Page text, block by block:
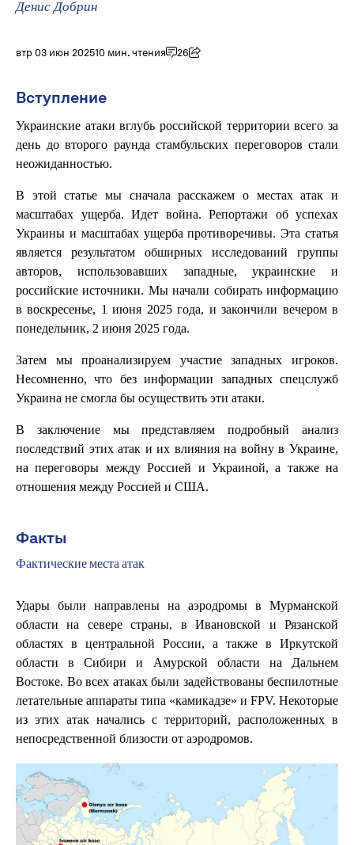
Денис Добрин
втр 03 июн 202510 мин. чтения 26
Вступление
Украинские атаки вглубь российской территории всего за
день до второго раунда стамбульских переговоров стали
неожиданностью.
В этой статье мы сначала расскажем о местах атак и
масштабах ущерба. Идет война. Репортажи об успехах
Украины и масштабах ущерба противоречивы. Эта статья
является результатом обширных исследований группы
авторов, использовавших западные, украинские и
российские источники. Мы начали собирать информацию
в воскресенье, 1 июня 2025 года, и закончили вечером в
понедельник, 2 июня 2025 года.
Затем мы проанализируем участие западных игроков.
Несомненно, что без информации западных спецслужб
Украина не смогла бы осуществить эти атаки.
В заключение мы представляем подробный анализ
последствий этих атак и их влияния на войну в Украине,
на переговоры между Россией и Украиной, а также на
отношения между Россией и США.
Факты
Фактические места атак
Удары были направлены на аэродромы в Мурманской
области на севере страны, в Ивановской и Рязанской
областях в центральной России, а также в Иркутской
области в Сибири и Амурской области на Дальнем
Востоке. Во всех атаках были задействованы беспилотные
летательные аппараты типа «камикадзе» и FPV. Некоторые
из этих атак начались с территорий, расположенных в
непосредственной близости от аэродромов.